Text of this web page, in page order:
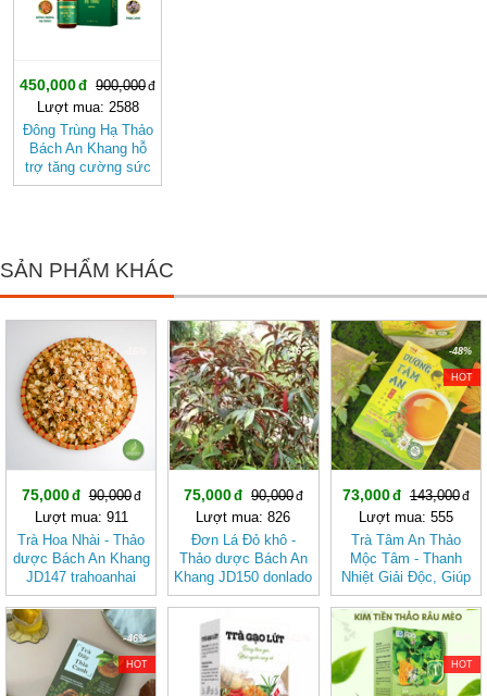
450,000
900,000
Lượt mua: 2588
Đông Trùng Hạ Thảo
Bách An Khang hỗ
trợ tăng cường sức
khỏe, giảm mệt mỏi
SẢN PHẨM KHÁC
75,000
90,000
Lượt mua: 911
Trà Hoa Nhài - Thảo
dược Bách An Khang
JD147 trahoanhai
-16%
75,000
90,000
Lượt mua: 826
Đơn Lá Đỏ khô -
Thảo dược Bách An
Khang JD150 donlado
-48%
HOT
73,000
143,000
Lượt mua: 555
Trà Tâm An Thảo
Mộc Tâm - Thanh
Nhiệt Giải Độc, Giúp
Ngủ Ngon
-46%
HOT HOT